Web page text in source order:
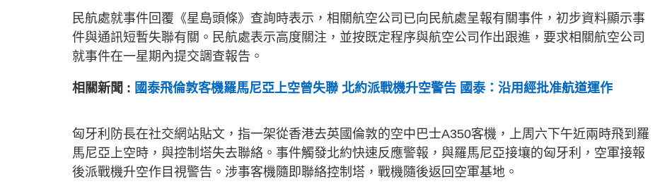
民航處就事件回覆《星島頭條》查詢時表示，相關航空公司已向民航處呈報有關事件， 初步資料顯示事
件與通訊短暫失聯有關。民航處表示高度關注， 並按既定程序與航空公司作出跟進， 要求相關航空公司
就事件在一星期內提交調查報告。
相關新聞 : 國泰飛倫敦客機羅馬尼亞上空曾失聯 北約派戰機升空警告 國泰：沿用經批准航道運作
匈牙利防長在社交網站貼文，指一架從香港去英國倫敦的空中巴士A350客機，上周六下午近兩時飛到羅
馬尼亞上空時，與控制塔失去聯絡。事件觸發北約快速反應警報，與羅馬尼亞接壤的匈牙利，空軍接報
後派戰機升空作目視警告。涉事客機隨即聯絡控制塔，戰機隨後返回空軍基地。